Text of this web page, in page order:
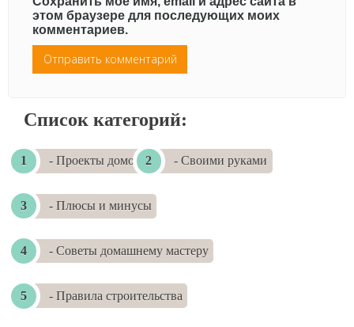
этом браузере для последующих моих
комментариев.
Список категорий:
- Проекты домов - Своими руками
- Плюсы и минусы
- Советы домашнему мастеру
- Правила строительства